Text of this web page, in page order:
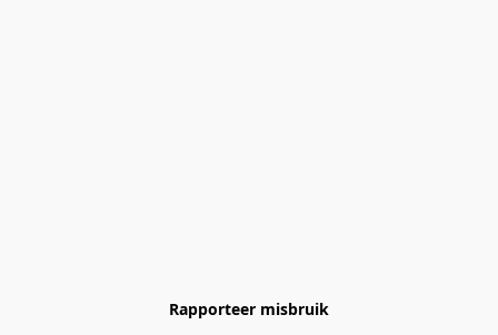
Rapporteer misbruik